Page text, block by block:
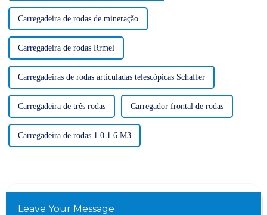
Carregadeira de rodas de mineração
Carregadeira de rodas Rrmel
Carregadeiras de rodas articuladas telescópicas Schaffer
Carregadeira de três rodas Carregador frontal de rodas
Carregadeira de rodas 1.0 1.6 M3
Leave Your Message